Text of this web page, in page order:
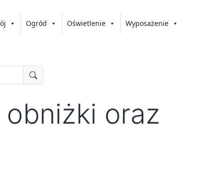
Ogród Oświetlenie Wyposażenie
oraz